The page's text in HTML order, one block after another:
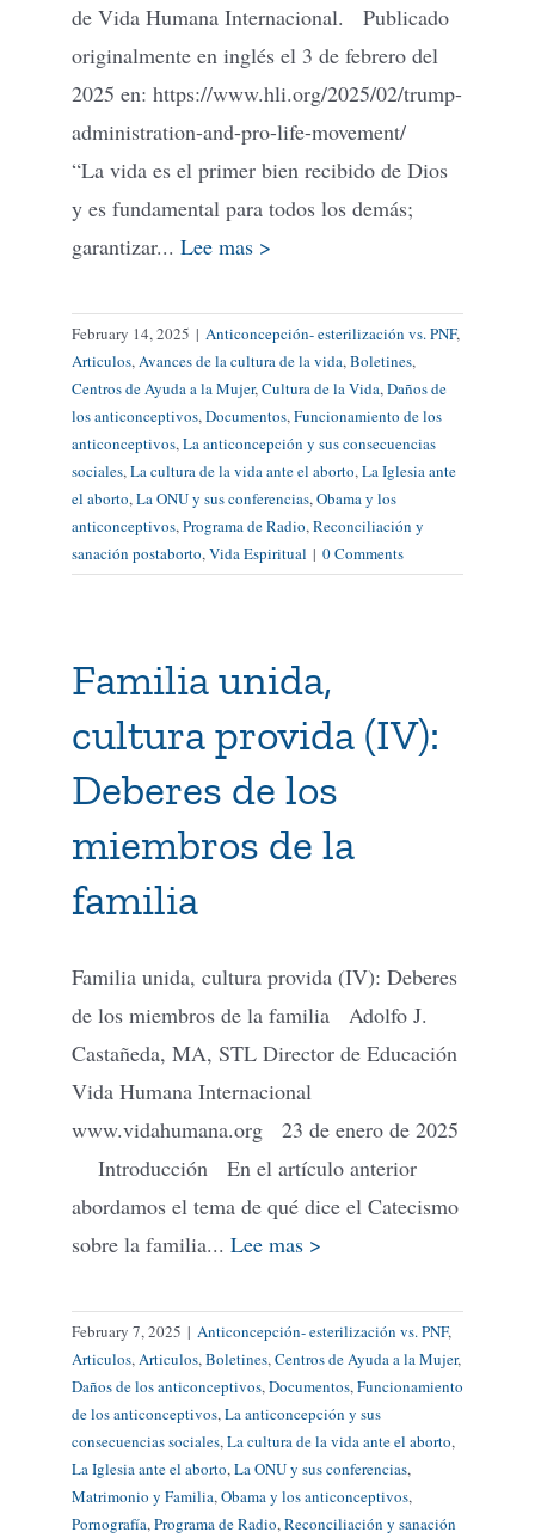
de Vida Humana Internacional. Publicado
originalmente en inglés el 3 de febrero del
2025 en: https://www.hli.org/2025/02/trump-
administration-and-pro-life-movement/
“La vida es el primer bien recibido de Dios
y es fundamental para todos los demás;
garantizar... Lee mas >
February 14, 2025 | Anticoncepción- esterilización vs. PNF,
Articulos, Avances de la cultura de la vida, Boletines,
Centros de Ayuda a la Mujer, Cultura de la Vida, Daños de
los anticonceptivos, Documentos, Funcionamiento de los
anticonceptivos, La anticoncepción y sus consecuencias
sociales, La cultura de la vida ante el aborto, La Iglesia ante
el aborto, La ONU y sus conferencias, Obama y los
anticonceptivos, Programa de Radio, Reconciliación y
sanación postaborto, Vida Espiritual | 0 Comments
Familia unida,
cultura provida (IV):
Deberes de los
miembros de la
familia
Familia unida, cultura provida (IV): Deberes
de los miembros de la familia Adolfo J.
Castañeda, MA, STL Director de Educación
Vida Humana Internacional
www.vidahumana.org 23 de enero de 2025
Introducción En el artículo anterior
abordamos el tema de qué dice el Catecismo
sobre la familia... Lee mas >
February 7, 2025 | Anticoncepción- esterilización vs. PNF,
Articulos, Articulos, Boletines, Centros de Ayuda a la Mujer,
Daños de los anticonceptivos, Documentos, Funcionamiento
de los anticonceptivos, La anticoncepción y sus
consecuencias sociales, La cultura de la vida ante el aborto,
La Iglesia ante el aborto, La ONU y sus conferencias,
Matrimonio y Familia, Obama y los anticonceptivos,
Pornografía, Programa de Radio, Reconciliación y sanación